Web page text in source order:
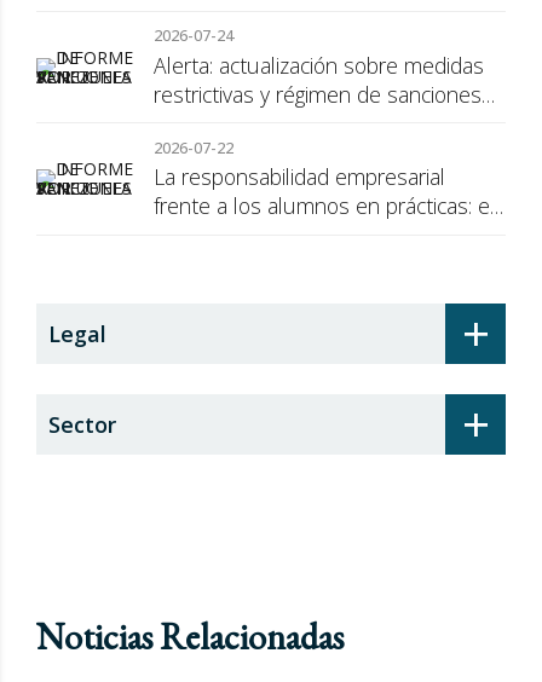
2026-07-24
Alerta: actualización sobre medidas
restrictivas y régimen de sanciones
2026-07-22
La responsabilidad empresarial
frente a los alumnos en prácticas: el
+
Legal
+
Sector
Noticias Relacionadas